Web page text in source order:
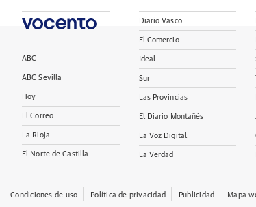
ABC
ABC Sevilla
Hoy
El Correo
La Rioja
El Norte de Castilla
Diario Vasco
El Comercio
Ideal
Sur
Las Provincias
El Diario Montañés
La Voz Digital
La Verdad
Condiciones de uso Política de privacidad Publicidad Mapa